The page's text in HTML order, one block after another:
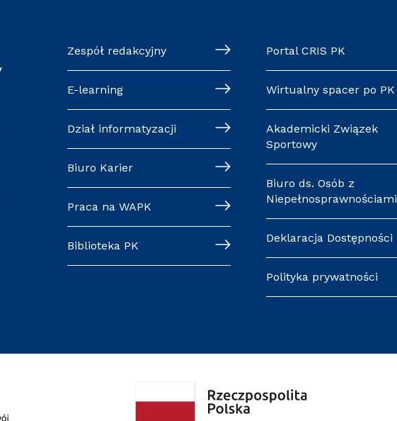
Zespół redakcyjny
E-learning
Dział informatyzacji
Biuro Karier
Praca na WAPK
Biblioteka PK
Portal CRIS PK
Wirtualny spacer po PK
Akademicki Związek
Sportowy
Biuro ds. Osób z
Niepełnosprawnościami
Deklaracja Dostępności
Polityka prywatności